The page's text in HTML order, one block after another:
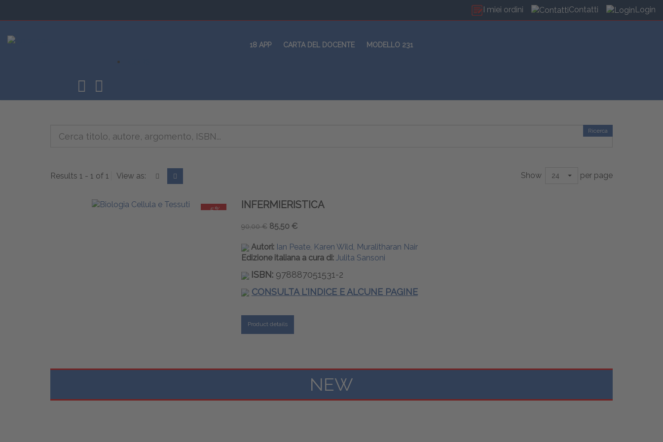
I miei ordini Contatti Login
18 APP CARTA DEL DOCENTE MODELLO 231
Ricerca
Results 1 - 1 of 1 View as: Show 24 per page
-5% INFERMIERISTICA
90,00 € 85,50 €
Autori: Ian Peate, Karen Wild, Muralitharan Nair
Edizione italiana a cura di: Julita Sansoni
ISBN: 978887051531-2
CONSULTA L'INDICE E ALCUNE PAGINE
Product details
NEW